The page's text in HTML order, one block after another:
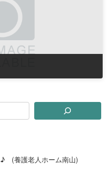
(養護老人ホーム南山)